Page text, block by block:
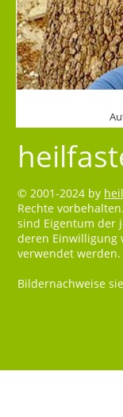
© 2001-2024 by
Rechte
sind Eigentum der
deren Einwilligung
verwendet werden.
Bildernachweise